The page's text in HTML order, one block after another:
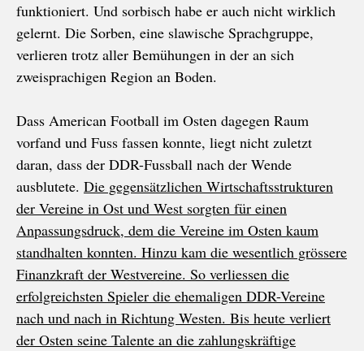
funktioniert. Und sorbisch habe er auch nicht wirklich
gelernt. Die Sorben, eine slawische Sprachgruppe,
verlieren trotz aller Bemühungen in der an sich
zweisprachigen Region an Boden.
Dass American Football im Osten dagegen Raum
vorfand und Fuss fassen konnte, liegt nicht zuletzt
daran, dass der DDR-Fussball nach der Wende
ausblutete. Die gegensätzlichen Wirtschaftsstrukturen
der Vereine in Ost und West sorgten für einen
Anpassungsdruck, dem die Vereine im Osten kaum
standhalten konnten. Hinzu kam die wesentlich grössere
Finanzkraft der Westvereine. So verliessen die
erfolgreichsten Spieler die ehemaligen DDR-Vereine
nach und nach in Richtung Westen. Bis heute verliert
der Osten seine Talente an die zahlungskräftige